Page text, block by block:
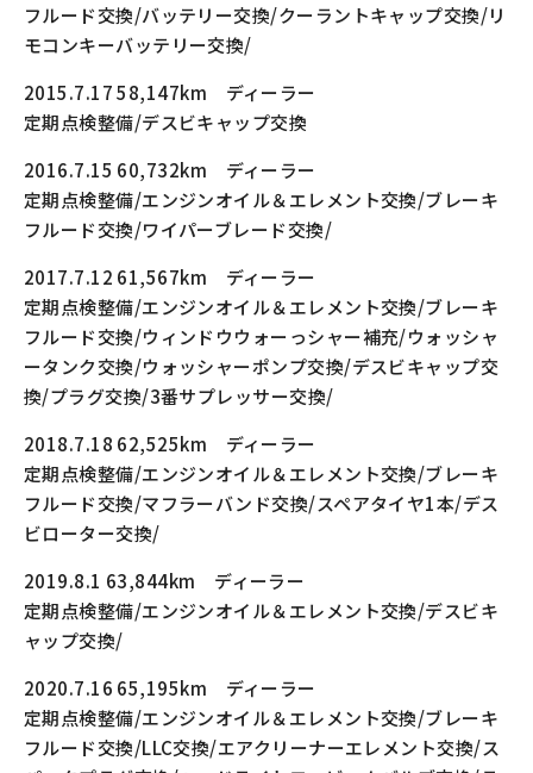
フルード交換/バッテリー交換/クーラントキャップ交換/リ
モコンキーバッテリー交換/
2015.7.17 58,147km ディーラー
定期点検整備/デスビキャップ交換
2016.7.15 60,732km ディーラー
定期点検整備/エンジンオイル＆エレメント交換/ブレーキ
フルード交換/ワイパーブレード交換/
2017.7.12 61,567km ディーラー
定期点検整備/エンジンオイル＆エレメント交換/ブレーキ
フルード交換/ウィンドウウォーっシャー補充/ウォッシャ
ータンク交換/ウォッシャーポンプ交換/デスビキャップ交
換/プラグ交換/3番サプレッサー交換/
2018.7.18 62,525km ディーラー
定期点検整備/エンジンオイル＆エレメント交換/ブレーキ
フルード交換/マフラーバンド交換/スペアタイヤ1本/デス
ビローター交換/
2019.8.1 63,844km ディーラー
定期点検整備/エンジンオイル＆エレメント交換/デスビキ
ャップ交換/
2020.7.16 65,195km ディーラー
定期点検整備/エンジンオイル＆エレメント交換/ブレーキ
フルード交換/LLC交換/エアクリーナーエレメント交換/ス